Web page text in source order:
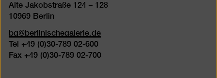
Alte Jakobstraße 124 – 128
10969 Berlin
bg@berlinischegalerie.de
Tel +49 (0)30-789 02-600
Fax +49 (0)30-789 02-700